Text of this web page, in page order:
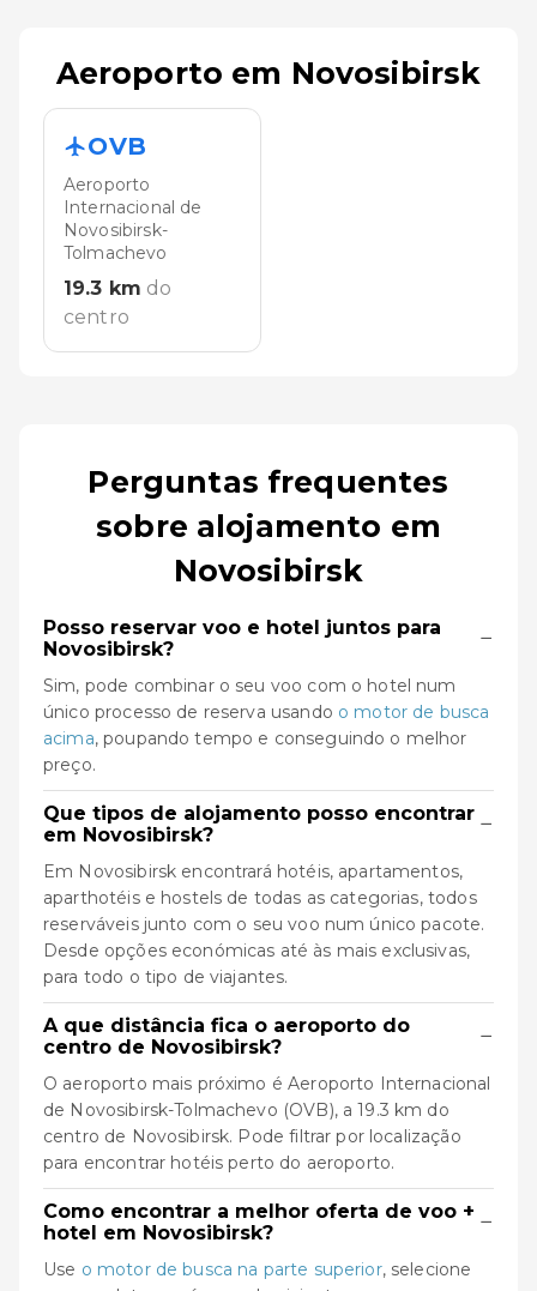
Aeroporto em Novosibirsk
OVB
Aeroporto
Internacional de
Novosibirsk-
Tolmachevo
19.3 km do
centro
Perguntas frequentes
sobre alojamento em
Novosibirsk
Posso reservar voo e hotel juntos para
Novosibirsk?
−
Sim, pode combinar o seu voo com o hotel num
único processo de reserva usando o motor de busca
acima, poupando tempo e conseguindo o melhor
preço.
Que tipos de alojamento posso encontrar
em Novosibirsk?
−
Em Novosibirsk encontrará hotéis, apartamentos,
aparthotéis e hostels de todas as categorias, todos
reserváveis junto com o seu voo num único pacote.
Desde opções económicas até às mais exclusivas,
para todo o tipo de viajantes.
A que distância fica o aeroporto do
centro de Novosibirsk?
−
O aeroporto mais próximo é Aeroporto Internacional
de Novosibirsk-Tolmachevo (OVB), a 19.3 km do
centro de Novosibirsk. Pode filtrar por localização
para encontrar hotéis perto do aeroporto.
Como encontrar a melhor oferta de voo +
hotel em Novosibirsk?
−
Use o motor de busca na parte superior, selecione